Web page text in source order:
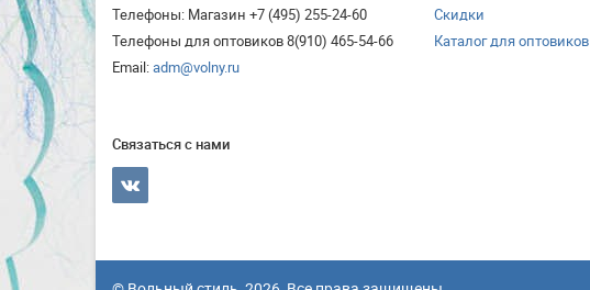
Телефоны: Магазин +7 (495) 255-24-60
Телефоны для оптовиков 8(910) 465-54-66
Email:adm@volny.ru
Связаться с нами
Скидки
Каталог для оптовиков